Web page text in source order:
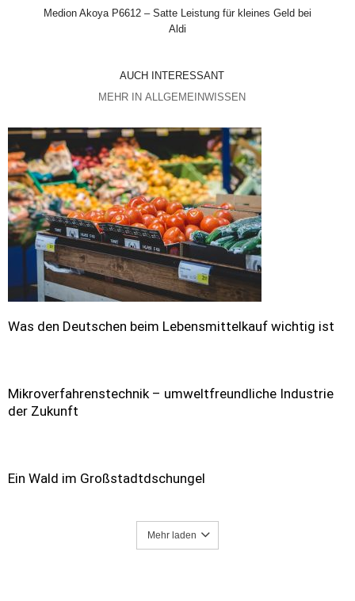
Medion Akoya P6612 – Satte Leistung für kleines Geld bei
Aldi
AUCH INTERESSANT
MEHR IN ALLGEMEINWISSEN
Was den Deutschen beim Lebensmittelkauf wichtig ist
Mikroverfahrenstechnik – umweltfreundliche Industrie
der Zukunft
Ein Wald im Großstadtdschungel
Mehr laden